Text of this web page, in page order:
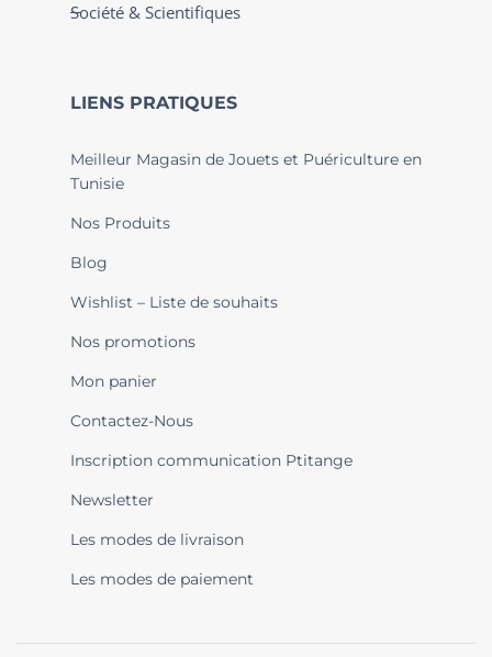
Société & Scientifiques
LIENS PRATIQUES
Meilleur Magasin de Jouets et Puériculture en
Tunisie
Nos Produits
Blog
Wishlist – Liste de souhaits
Nos promotions
Mon panier
Contactez-Nous
Inscription communication Ptitange
Newsletter
Les modes de livraison
Les modes de paiement